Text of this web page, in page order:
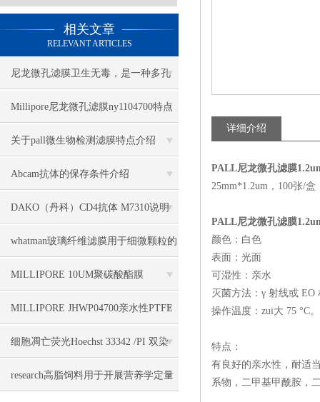
相关文章
RELEVANT ARTICLES
尼龙微孔滤膜卫生无毒，是一种多孔
性的薄膜过滤材料
Millipore尼龙微孔滤膜ny1104700特点
关于pall微生物检测滤膜特点介绍
Abcam抗体的保存条件介绍
DAKO（丹科）CD4抗体 M7310说明
书
whatman玻璃纤维滤膜用于细微颗粒的
采集
MILLIPORE 10UM聚碳酸酯膜
TCTP04700几大特点
MILLIPORE JHWP04700亲水性PTFE
滤膜性能介绍
细胞凋亡荧光Hoechst 33342 /PI 双染
research高脂饲料用于开展营养学定量
详细介绍
PALL尼龙微孔滤膜
25mm*1.2um，100张/盒
PALL尼龙微孔滤膜
颜色：白色
表面：光面
可湿性：亲水
灭菌方法：γ 射线或 EO
操作温度：zui大 75 °C。
特点：
有良好的亲水性，耐适
系物，二甲基甲酰胺，